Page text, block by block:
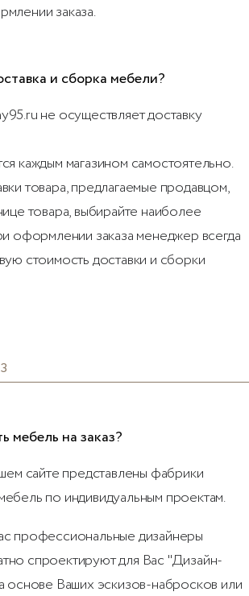
заказа.
и сборка мебели?
не осуществляет доставку
каждым магазином самостоятельно.
товара, предлагаемые продавцом,
товара, выбирайте наиболее
оформлении заказа менеджер всегда
стоимость доставки и сборки
мебель на заказ?
сайте представлены фабрики
по индивидуальным проектам.
профессиональные дизайнеры
спроектируют для Вас "Дизайн-
основе Ваших эскизов-набросков или